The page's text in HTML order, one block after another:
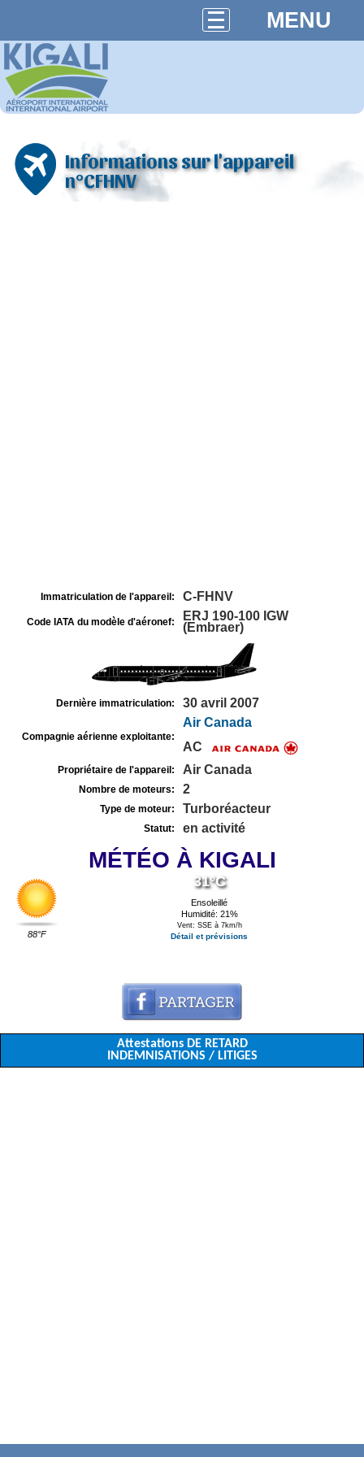
MENU
Informations sur l'appareil
n°CFHNV
Immatriculation de l'appareil: C-FHNV
Code IATA du modèle d'aéronef:
ERJ 190-100 IGW
(Embraer)
Dernière immatriculation: 30 avril 2007
Compagnie aérienne exploitante:
Air Canada
AC
Propriétaire de l'appareil: Air Canada
Nombre de moteurs: 2
Type de moteur: Turboréacteur
Statut: en activité
MÉTÉO À KIGALI
88°F
31°C
Ensoleillé
Humidité: 21%
Vent: SSE à 7km/h
Détail et prévisions
Attestations DE RETARD
INDEMNISATIONS / LITIGES